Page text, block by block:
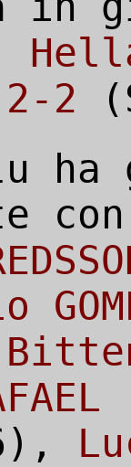
2
ha